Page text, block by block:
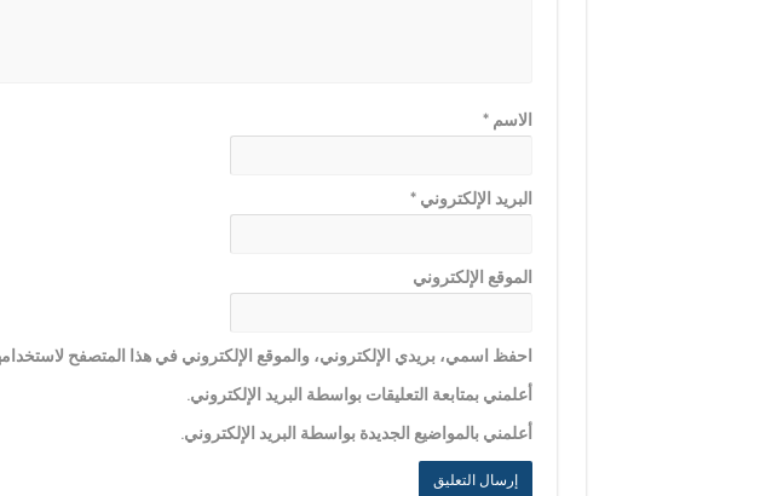
الاسم*
البريد الإلكتروني*
الموقع الإلكتروني
احفظ اسمي، بريدي الإلكتروني، والموقع الإلكتروني في هذا المتصفح
أعلمني بمتابعة التعليقات بواسطة البريد الإلكتروني.
أعلمني بالمواضيع الجديدة بواسطة البريد الإلكتروني.